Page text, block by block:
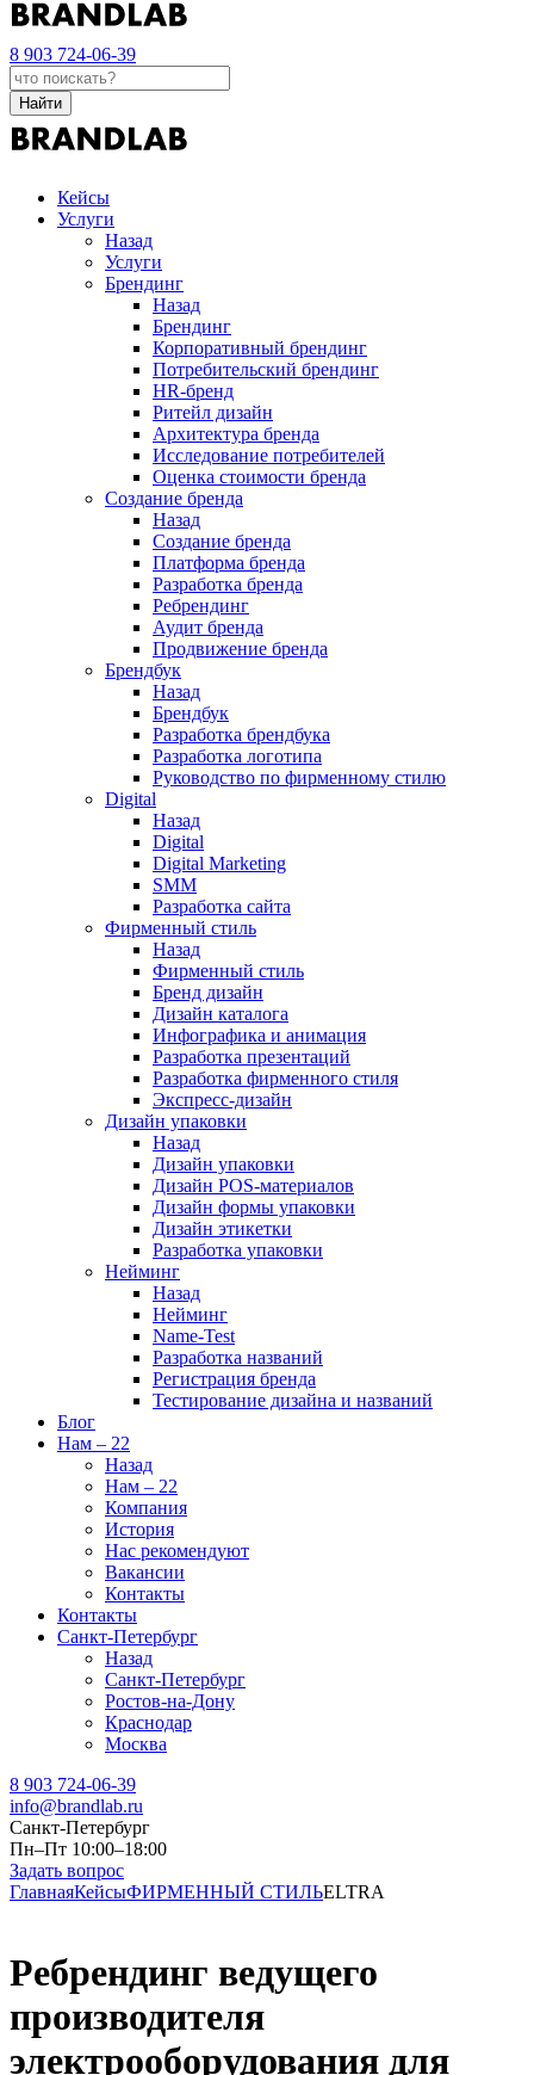
8 903 724-06-39
Найти
Кейсы
Услуги
Назад
Услуги
Брендинг
Назад
Брендинг
Корпоративный брендинг
Потребительский брендинг
НR-бренд
Ритейл дизайн
Архитектура бренда
Исследование потребителей
Оценка стоимости бренда
Создание бренда
Назад
Создание бренда
Платформа бренда
Разработка бренда
Ребрендинг
Аудит бренда
Продвижение бренда
Брендбук
Назад
Брендбук
Разработка брендбука
Разработка логотипа
Руководство по фирменному стилю
Digital
Назад
Digital
Digital Marketing
SMM
Разработка сайта
Фирменный стиль
Назад
Фирменный стиль
Бренд дизайн
Дизайн каталога
Инфографика и анимация
Разработка презентаций
Разработка фирменного стиля
Экспресс-дизайн
Дизайн упаковки
Назад
Дизайн упаковки
Дизайн POS-материалов
Дизайн формы упаковки
Дизайн этикетки
Разработка упаковки
Нейминг
Назад
Нейминг
Name-Test
Разработка названий
Регистрация бренда
Тестирование дизайна и названий
Блог
Нам – 22
Назад
Нам – 22
Компания
История
Нас рекомендуют
Вакансии
Контакты
Контакты
Санкт-Петербург
Назад
Санкт-Петербург
Ростов-на-Дону
Краснодар
Москва
8 903 724-06-39
info@brandlab.ru
Санкт-Петербург
Пн–Пт 10:00–18:00
Задать вопрос
ГлавнаяКейсыФИРМЕННЫЙ СТИЛЬELTRA
Ребрендинг ведущего
производителя
электрооборудования для